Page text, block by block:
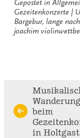
Gepostet in
Gezeitenkonzerte
Bargebur, lange
joachim
Continue
Reading
beim
in